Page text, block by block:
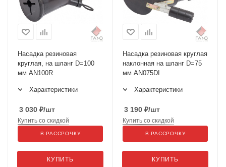
Насадка резиновая
круглая, на шланг D=100
мм AN100R
Характеристики
3 030 ₽/шт
КУПИТЬ
Купить со скидкой
В РАССРОЧКУ
Насадка резиновая круглая
наклонная на шланг D=75
мм AN075DI
Характеристики
3 190 ₽/шт
КУПИТЬ
Купить со скидкой
В РАССРОЧКУ